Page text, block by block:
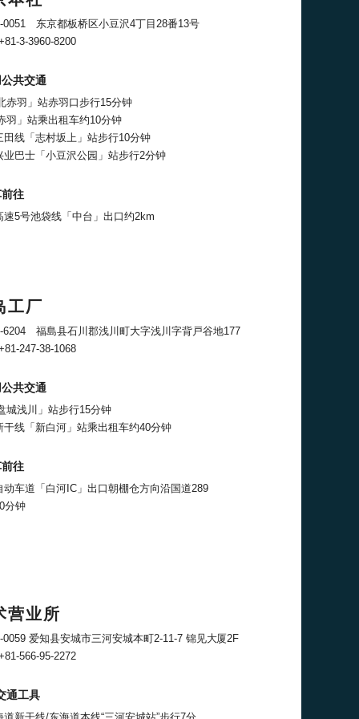
0051 东京都板桥区小豆沢4丁目28番13号
3-3960-8200
共交通
赤羽」站赤羽口步行15分钟
羽」站乘出租车约10分钟
田线「志村坂上」站步行10分钟
业巴士「小豆沢公园」站步行2分钟
往
速5号池袋线「中台」出口约2km
工厂
6204 福島县石川郡浅川町大字浅川字背戸谷地177
247-38-1068
共交通
城浅川」站步行15分钟
干线「新白河」站乘出租车约40分钟
往
动车道「白河IC」出口朝棚仓方向沿国道289
分钟
营业所
0059 爱知县安城市三河安城本町2-11-7 锦见大厦2F
566-95-2272
通工具